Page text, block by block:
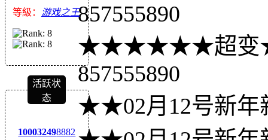
等級： 游戏之王
活跃状
态
100032498882
857555890
★★★★★★超变
857555890
★★02月12号新